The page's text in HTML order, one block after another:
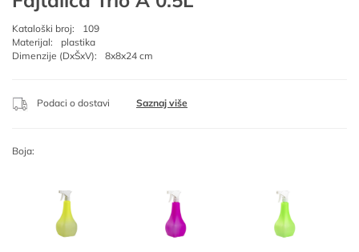
Kataloški broj:
109
Materijal:
plastika
Dimenzije (DxŠxV):
8x8x24 cm
Podaci o dostavi Saznaj više
Boja: